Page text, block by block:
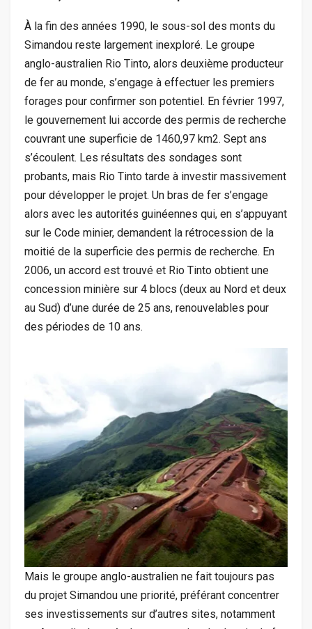
À la fin des années 1990, le sous-sol des monts du
Simandou reste largement inexploré. Le groupe
anglo-australien Rio Tinto, alors deuxième producteur
de fer au monde, s’engage à effectuer les premiers
forages pour confirmer son potentiel. En février 1997,
le gouvernement lui accorde des permis de recherche
couvrant une superficie de 1460,97 km2. Sept ans
s’écoulent. Les résultats des sondages sont
probants, mais Rio Tinto tarde à investir massivement
pour développer le projet. Un bras de fer s’engage
alors avec les autorités guinéennes qui, en s’appuyant
sur le Code minier, demandent la rétrocession de la
moitié de la superficie des permis de recherche. En
2006, un accord est trouvé et Rio Tinto obtient une
concession minière sur 4 blocs (deux au Nord et deux
au Sud) d’une durée de 25 ans, renouvelables pour
des périodes de 10 ans.
Mais le groupe anglo-australien ne fait toujours pas
du projet Simandou une priorité, préférant concentrer
ses investissements sur d’autres sites, notamment